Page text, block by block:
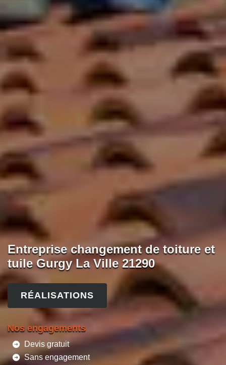
Entreprise changement de toiture et
tuile Gurgy La Ville 21290
RÉALISATIONS
Nos engagements
Devis gratuit
Sans engagement